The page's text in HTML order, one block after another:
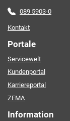
089 5903-0
Kontakt
Portale
Servicewelt
Kundenportal
Karriereportal
ZEMA
Information